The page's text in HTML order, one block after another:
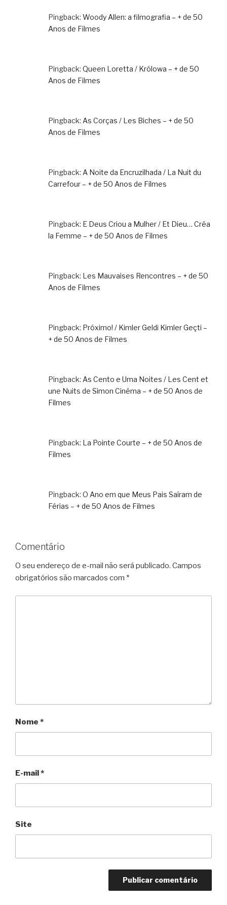
Pingback: Woody Allen: a filmografia – + de 50
Anos de Filmes
Pingback: Queen Loretta / Królowa – + de 50
Anos de Filmes
Pingback: As Corças / Les Biches – + de 50
Anos de Filmes
Pingback: A Noite da Encruzilhada / La Nuit du
Carrefour – + de 50 Anos de Filmes
Pingback: E Deus Criou a Mulher / Et Dieu… Créa
la Femme – + de 50 Anos de Filmes
Pingback: Les Mauvaises Rencontres – + de 50
Anos de Filmes
Pingback: Próximo! / Kimler Geldi Kimler Geçti –
+ de 50 Anos de Filmes
Pingback: As Cento e Uma Noites / Les Cent et
une Nuits de Simon Cinéma – + de 50 Anos de
Filmes
Pingback: La Pointe Courte – + de 50 Anos de
Filmes
Pingback: O Ano em que Meus Pais Saíram de
Férias – + de 50 Anos de Filmes
Comentário
O seu endereço de e-mail não será publicado. Campos
obrigatórios são marcados com *
Nome *
E-mail *
Site